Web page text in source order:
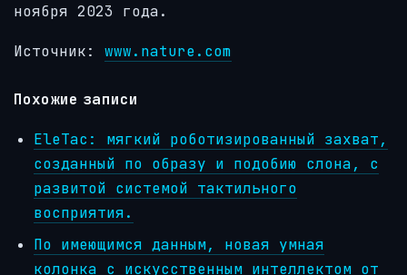
ноября 2023 года.
Источник: www.nature.com
Похожие записи
EleTac: мягкий роботизированный захват,
созданный по образу и подобию слона, с
развитой системой тактильного
восприятия.
По имеющимся данным, новая умная
колонка с искусственным интеллектом от